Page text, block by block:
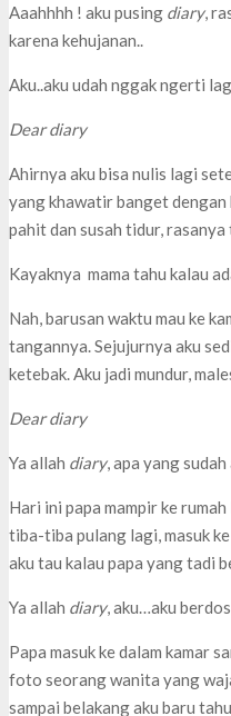
Aaahhhh ! aku pusing diary,
karena kehujanan..
Aku..aku udah nggak ngerti
Dear diary
Ahirnya aku bisa nulis lagi
yang khawatir banget
pahit dan susah tidur, rasanya
Kayaknya mama tahu kalau
Nah, barusan waktu mau ke
tangannya. Sejujurnya aku
ketebak. Aku jadi mundur,
Dear diary
Ya allah diary, apa yang sudah
Hari ini papa mampir ke
tiba-tiba pulang lagi, masuk
aku tau kalau papa yang tadi
Ya allah diary, aku…aku
Papa masuk ke dalam kamar
foto seorang wanita yang
sampai belakang aku baru